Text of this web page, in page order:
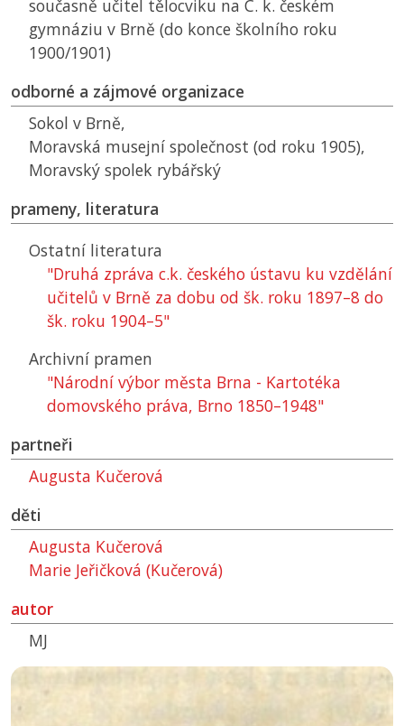
současně učitel tělocviku na C. k. českém
gymnáziu v Brně (do konce školního roku
1900/1901)
odborné a zájmové organizace
Sokol v Brně,
Moravská musejní společnost (od roku 1905),
Moravský spolek rybářský
prameny, literatura
Ostatní literatura
"Druhá zpráva c.k. českého ústavu ku vzdělání
učitelů v Brně za dobu od šk. roku 1897–8 do
šk. roku 1904–5"
Archivní pramen
"Národní výbor města Brna - Kartotéka
domovského práva, Brno 1850–1948"
partneři
Augusta Kučerová
děti
Augusta Kučerová
Marie Jeřičková (Kučerová)
autor
MJ